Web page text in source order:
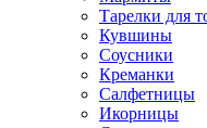
Тарелки для
Кувшины
Соусники
Креманки
Салфетницы
Икорницы